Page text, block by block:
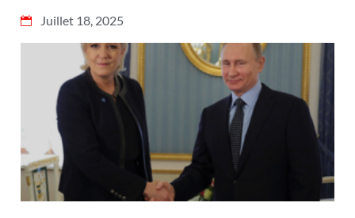
Juillet 18, 2025